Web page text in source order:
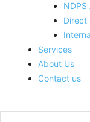
NDPS
Direct
Services
About Us
Contact us